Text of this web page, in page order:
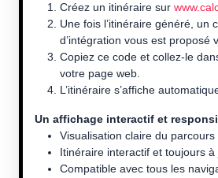
Créez un itinéraire sur
Une fois l’itinéraire généré, un
d’intégration vous est proposé
Copiez ce code et collez-le
votre page web.
L’itinéraire s’affiche
Un affichage interactif et
Visualisation claire du
Itinéraire interactif et toujours à
Compatible avec tous les